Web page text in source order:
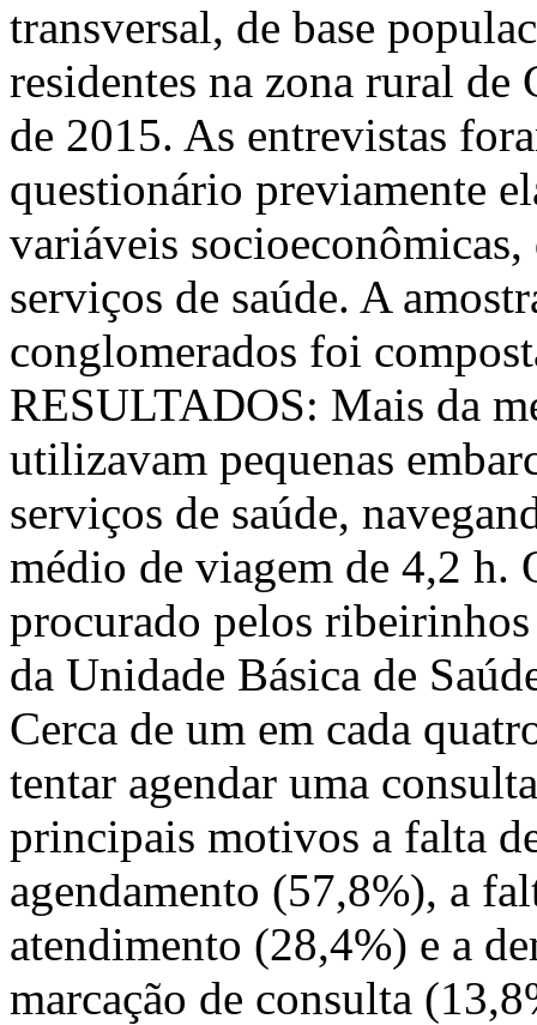
transversal, de base
residentes na zona rural
de 2015. As entrevistas
questionário previamente
variáveis socioeconômicas,
serviços de saúde. A
conglomerados foi
RESULTADOS: Mais da
utilizavam pequenas
serviços de saúde,
médio de viagem de 4,2 h.
procurado pelos
da Unidade Básica de
Cerca de um em cada
tentar agendar uma
principais motivos a falta
agendamento (57,8%), a
atendimento (28,4%) e a
marcação de consulta